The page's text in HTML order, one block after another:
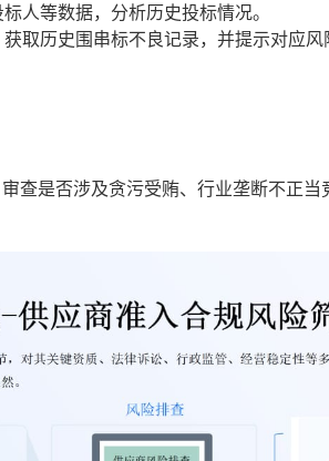
人等数据，分析历史投标情况。
取历史围串标不良记录，并提示对应风
查是否涉及贪污受贿、行业垄断不正